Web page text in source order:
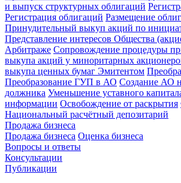
и выпуск структурных облигаций
Регистрация облигаций Размещение
Принудительный выкуп акций по
Представление интересов Общества
Арбитраже Сопровождение процедуры
выкупа акций у миноритарных
выкупа ценных бумаг Эмитентом
Преобразование ГУП в АО Создание АО
должника Уменьшение уставного
информации Освобождение от раскрытия
Национальный расчётный депозитарий
Продажа бизнеса
Продажа бизнеса Оценка бизнеса
Вопросы и ответы
Консультации
Публикации